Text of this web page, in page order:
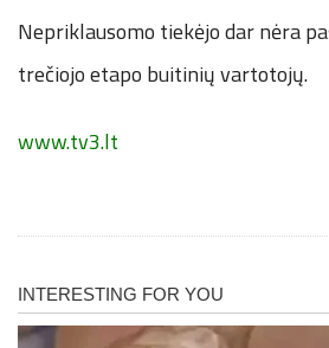
Nepriklausomo tiekėjo dar nėra
trečiojo etapo buitinių vartotojų.
www.tv3.lt